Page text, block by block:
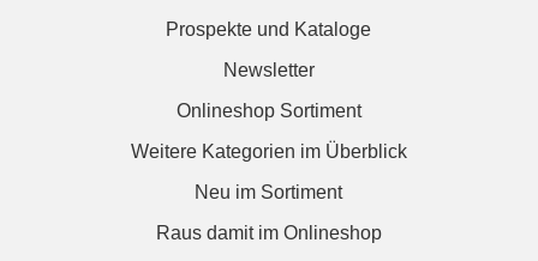
Prospekte und Kataloge
Newsletter
Onlineshop Sortiment
Weitere Kategorien im Überblick
Neu im Sortiment
Raus damit im Onlineshop